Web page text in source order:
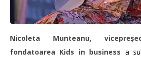
Nicoleta Munteanu,
fondatoarea Kids in business a